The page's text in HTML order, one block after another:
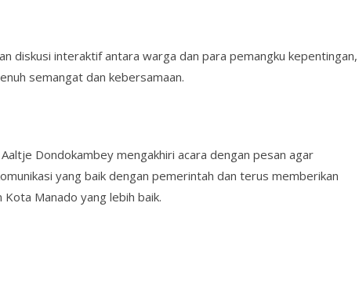
diskusi interaktif antara warga dan para pemangku kepentingan,
semangat dan kebersamaan.
Dondokambey mengakhiri acara dengan pesan agar
yang baik dengan pemerintah dan terus memberikan
Manado yang lebih baik.